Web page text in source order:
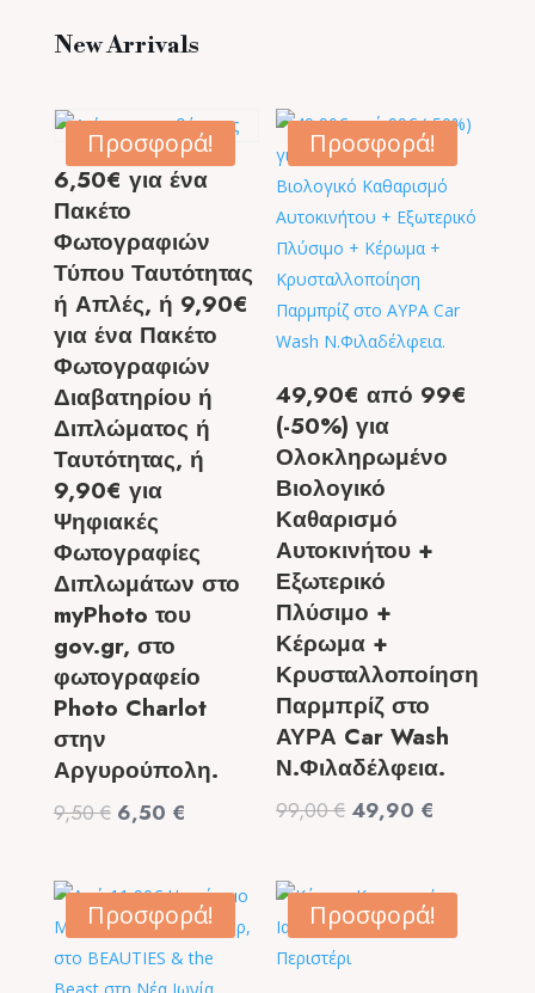
New Arrivals
Προσφορά!
6,50€ για ένα
Πακέτο
Φωτογραφιών
Τύπου Ταυτότητας
ή Απλές, ή 9,90€
για ένα Πακέτο
Φωτογραφιών
Διαβατηρίου ή
Διπλώματος ή
Ταυτότητας, ή
9,90€ για
Ψηφιακές
Φωτογραφίες
Διπλωμάτων στο
myPhoto του
gov.gr, στο
φωτογραφείο
Photo Charlot
στην
Αργυρούπολη.
9,50€ Original
9,50 €.
6,50 €
είναι:
6,50 €.
Προσφορά!
49,90€ από 99€
(-50%) για
Ολοκληρωμένο
Βιολογικό
Καθαρισμό
Αυτοκινήτου +
Εξωτερικό
Πλύσιμο +
Κέρωμα +
Κρυσταλλοποίηση
Παρμπρίζ στο
ΑΥΡΑ Car Wash
Ν.Φιλαδέλφεια.
99,00€ Original
99,00 €.
49,90 €
49,90 €.
Προσφορά! Προσφορά!